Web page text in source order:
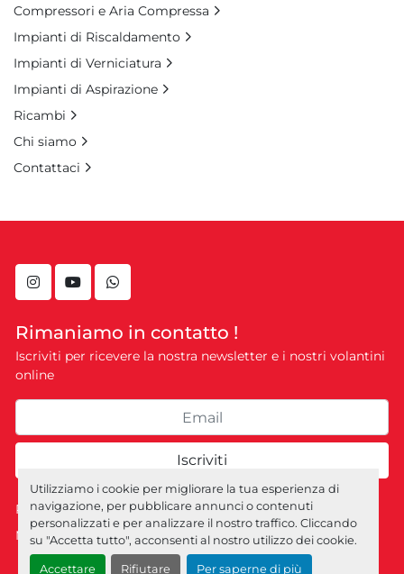
Utilizziamo i cookie per migliorare la tua esperienza di
navigazione, per pubblicare annunci o contenuti
personalizzati e per analizzare il nostro traffico. Cliccando
su "Accetta tutto", acconsenti al nostro utilizzo dei cookie.
Accettare Rifiutare Per saperne di più
instagramyoutubewhatsapp
Rimaniamo in contatto !
Iscriviti per ricevere la nostra newsletter e i nostri volantini
online
Iscriviti
Personalizza le preferenze sui Cookies
Machinio Systemsito web di Machinio
Compressori e Aria Compressa
Impianti di Riscaldamento
Impianti di Verniciatura
Impianti di Aspirazione
Ricambi
Chi siamo
Contattaci